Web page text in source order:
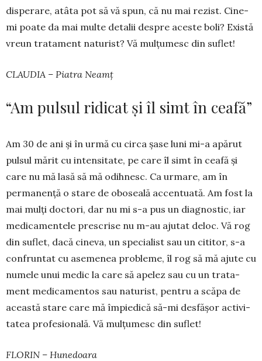
disperare, atâta pot să vă spun, că nu mai rezist. Cine-
mi poate da mai multe detalii despre aces­te boli? Există
vreun tra­tament naturist? Vă mul­țumesc din suflet!
CLAUDIA – Piatra Neamț
“Am pulsul ridicat și îl simt în ceafă”
Am 30 de ani și în urmă cu circa șase luni mi-a apărut
pulsul mărit cu intensitate, pe care îl simt în ceafă și
care nu mă lasă să mă odihnesc. Ca urmare, am în
permanență o stare de oboseală accentuată. Am fost la
mai mulți doctori, dar nu mi s-a pus un diag­nostic, iar
medicamentele pre­scrise nu m-au ajutat deloc. Vă rog
din suflet, dacă cineva, un spe­cialist sau un cititor, s-a
con­fruntat cu asemenea probleme, îl rog să mă ajute cu
numele unui medic la care să apelez sau cu un trata­
ment medicamentos sau naturist, pentru a scăpa de
această stare care mă împiedică să-mi des­fășor activi­
tatea profesională. Vă mulțumesc din suflet!
FLORIN – Hunedoara